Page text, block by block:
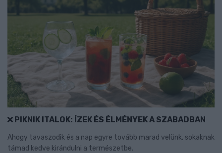
PIKNIK ITALOK: ÍZEK ÉS ÉLMÉNYEK A SZABADBAN
Ahogy tavaszodik és a nap egyre tovább marad velünk, sokaknak
támad kedve kirándulni a természetbe.